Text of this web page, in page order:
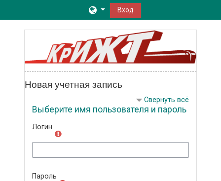
Перейти к основному содержанию
Вход
Новая учетная запись
Свернуть всё
Выберите имя пользователя и пароль
Логин
Пароль